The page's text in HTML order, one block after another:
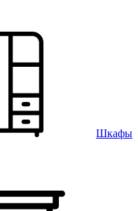
Шкафы